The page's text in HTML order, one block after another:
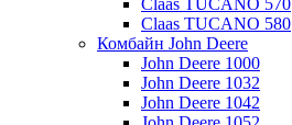
Claas TUCANO 570
Claas TUCANO 580
Комбайн John Deere
John Deere 1000
John Deere 1032
John Deere 1042